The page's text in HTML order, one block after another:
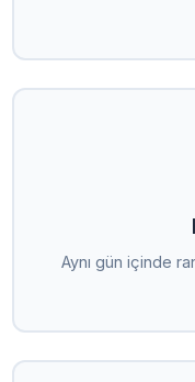
Aynı gün içinde